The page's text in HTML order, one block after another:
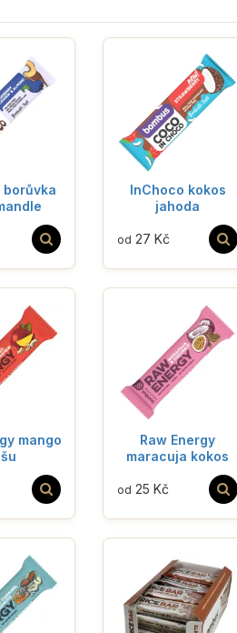
borůvka
InChoco kokos
jahoda
od 27 Kč
mango
Raw Energy
maracuja kokos
od 25 Kč